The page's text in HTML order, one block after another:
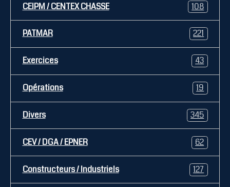
CEIPM / CENTEX CHASSE 108
PATMAR 221
Exercices 43
Opérations 19
Divers 345
CEV / DGA / EPNER 62
Constructeurs / Industriels 127